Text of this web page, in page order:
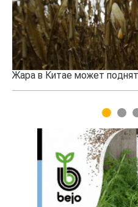
Казахстанское
1 2